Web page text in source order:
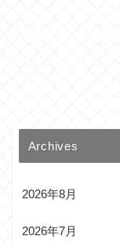
Archives
2026年8月
2026年7月